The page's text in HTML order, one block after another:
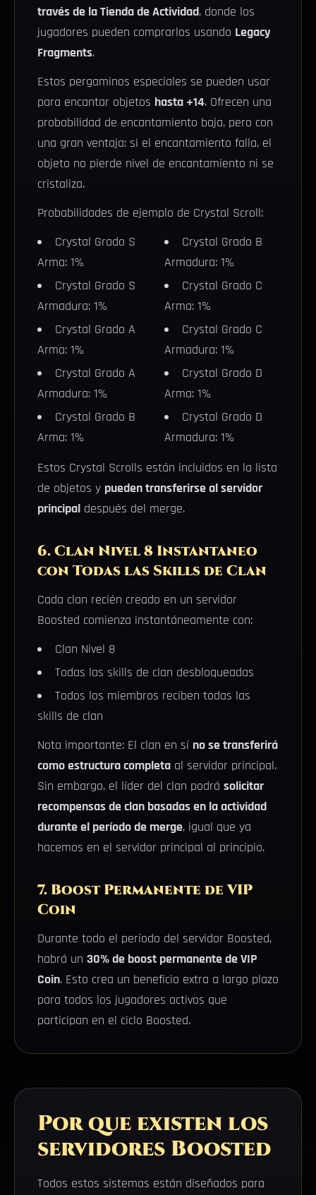
través de la Tienda de Actividad, donde los
jugadores pueden comprarlos usando Legacy
Fragments.
Estos pergaminos especiales se pueden usar
para encantar objetos hasta +14. Ofrecen una
probabilidad de encantamiento baja, pero con
una gran ventaja: si el encantamiento falla, el
objeto no pierde nivel de encantamiento ni se
cristaliza.
Probabilidades de ejemplo de Crystal Scroll:
Crystal Grado S
Arma: 1%
Crystal Grado S
Armadura: 1%
Crystal Grado A
Arma: 1%
Crystal Grado A
Armadura: 1%
Crystal Grado B
Arma: 1%
Crystal Grado B
Armadura: 1%
Crystal Grado C
Arma: 1%
Crystal Grado C
Armadura: 1%
Crystal Grado D
Arma: 1%
Crystal Grado D
Armadura: 1%
Estos Crystal Scrolls están incluidos en la lista
de objetos y pueden transferirse al servidor
principal después del merge.
6. Clan Nivel 8 Instantaneo
con Todas las Skills de Clan
Cada clan recién creado en un servidor
Boosted comienza instantáneamente con:
Clan Nivel 8
Todas las skills de clan desbloqueadas
Todos los miembros reciben todas las
skills de clan
Nota importante: El clan en sí no se transferirá
como estructura completa al servidor principal.
Sin embargo, el líder del clan podrá solicitar
recompensas de clan basadas en la actividad
durante el período de merge, igual que ya
hacemos en el servidor principal al principio.
7. Boost Permanente de VIP
Coin
Durante todo el período del servidor Boosted,
habrá un 30% de boost permanente de VIP
Coin. Esto crea un beneficio extra a largo plazo
para todos los jugadores activos que
participan en el ciclo Boosted.
Por que existen los
servidores Boosted
Todos estos sistemas están diseñados para